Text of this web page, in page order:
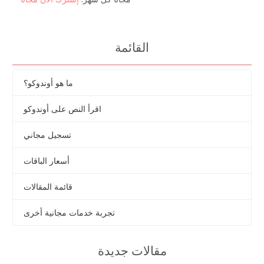
القائمة
ما هو أوندوكو؟
اقرأ النص على أوندوكو
تسجيل مجاني
أسعار الباقات
قائمة المقالات
تجربة خدمات مجانية أخرى
مقالات جديدة